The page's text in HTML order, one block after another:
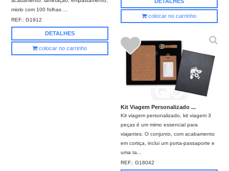
miolo com 100 folhas ...
REF.:G1912
DETALHES
colocar no carrinho
colocar no carrinho
Kit Viagem Personalizado ...
Kit viagem personalizado, kit viagem 3
peças é um mimo essencial para
viajantes. O conjunto, com acabamento
em cortiça, inclui um porta-passaporte e
uma ta...
REF.:G18042